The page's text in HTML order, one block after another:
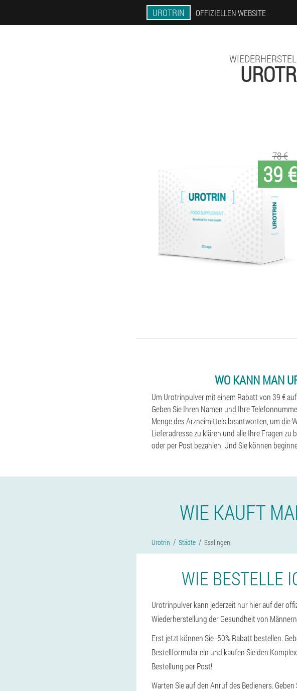
UROTRIN OFFIZIELLEN WEBSITE
39 €
78 €
WO KANN MAN
Um Urotrinpulver mit einem Rabatt von 39 €
Geben Sie Ihren Namen und Ihre
Menge des Arzneimittels beantworten, um die
Lieferadresse zu klären und alle Ihre Fragen
oder per Post bezahlen. Und Sie können
WIE KAUFT
Urotrin Städte Esslingen
WIE BESTELLE
Urotrinpulver kann jederzeit nur hier auf der
Wiederherstellung der Gesundheit von
Erst jetzt können Sie -50% Rabatt bestellen.
Bestellformular ein und kaufen Sie den
Bestellung per Post!
Warten Sie auf den Anruf des Bedieners.